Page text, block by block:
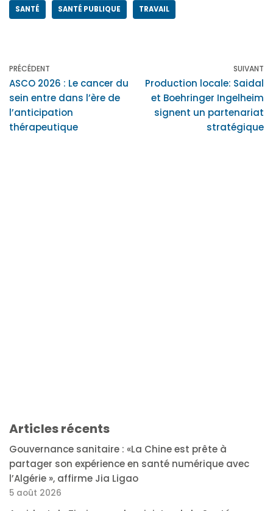
SANTÉ SANTÉ PUBLIQUE TRAVAIL
PRÉCÉDENT
ASCO 2026 : Le cancer du
sein entre dans l’ère de
l’anticipation
thérapeutique
SUIVANT
Production locale: Saidal
et Boehringer Ingelheim
signent un partenariat
stratégique
Articles récents
Gouvernance sanitaire : «La Chine est prête à
partager son expérience en santé numérique avec
l’Algérie », affirme Jia Ligao
5 août 2026